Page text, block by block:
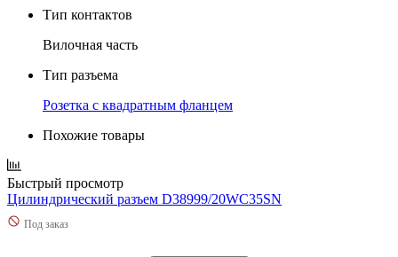
Тип контактов
Вилочная часть
Тип разъема
Розетка с квадратным фланцем
Похожие товары
Быстрый просмотр
Цилиндрический разъем D38999/20WC35SN
Под заказ